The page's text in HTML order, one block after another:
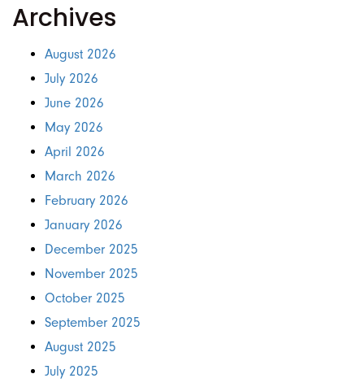
Archives
August 2026
July 2026
June 2026
May 2026
April 2026
March 2026
February 2026
January 2026
December 2025
November 2025
October 2025
September 2025
August 2025
July 2025